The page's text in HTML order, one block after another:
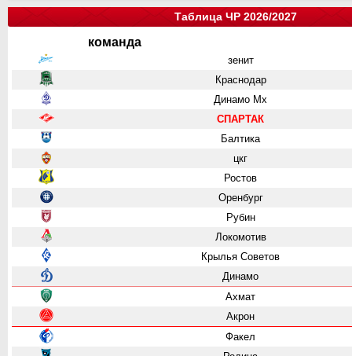
Таблица ЧР 2026/2027
команда
зенит
Краснодар
Динамо Мх
СПАРТАК
Балтика
цкг
Ростов
Оренбург
Рубин
Локомотив
Крылья Советов
Динамо
Ахмат
Акрон
Факел